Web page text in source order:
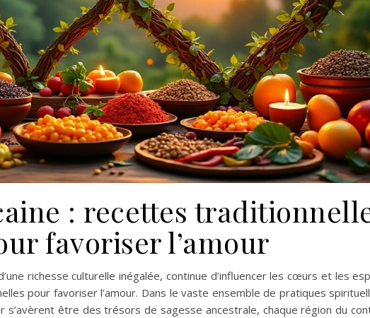
: recettes
favoriser l’amour
richesse culturelle inégalée, continue d’influencer les cœurs et les
pour favoriser l’amour. Dans le vaste ensemble de pratiques
s’avèrent être des trésors de sagesse ancestrale, chaque région du